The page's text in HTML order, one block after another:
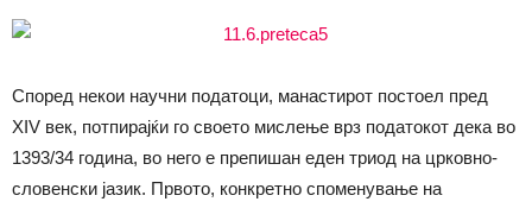
Според некои научни податоци, манастирот постоел пред
XIV век, потпирајќи го своето мислење врз податокот дека во
1393/34 година, во него е препишан еден триод на црковно-
словенски јазик. Првото, конкретно споменување на